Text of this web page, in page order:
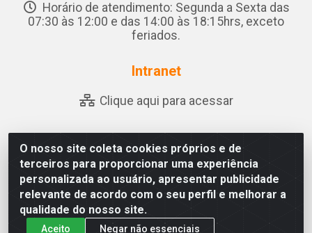
O nosso site coleta cookies próprios e de
terceiros para proporcionar uma experiência
personalizada ao usuário, apresentar publicidade
relevante de acordo com o seu perfil e melhorar a
qualidade do nosso site.
Aceito Negar não essenciais
Horário de atendimento: Segunda a Sexta das
07:30 às 12:00 e das 14:00 às 18:15hrs, exceto
feriados.
Intranet
Clique aqui para acessar
Abreu & Silva - Rua Padre Jose de Souza Leite, 265 -
Ariado, Olho D'Água das Flores/AL - CEP 57.442-000 -
CNPJ 04.790.656/0001-06